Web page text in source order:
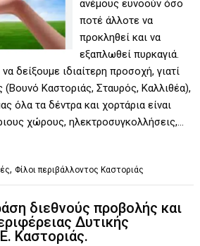
ανέμους ευνοούν όσο
ποτέ άλλοτε να
προκληθεί και να
εξαπλωθεί πυρκαγιά.
δείξουμε ιδιαίτερη προσοχή, γιατί
(Βουνό Καστοριάς, Σταυρός, Καλλιθέα),
όλα τα δέντρα και χορτάρια είναι
χώρους, ηλεκτροσυγκολλήσεις,…
,Φίλοι περιβάλλοντος Καστοριάς
διεθνούς προβολής και
Δυτικής
Καστοριάς.